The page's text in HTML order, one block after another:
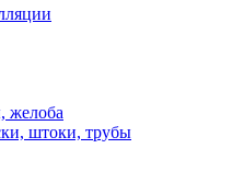
желоба
штоки, трубы